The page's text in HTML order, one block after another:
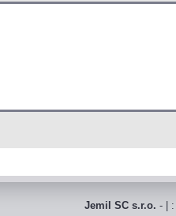
Jemil SC s.r.o. - |